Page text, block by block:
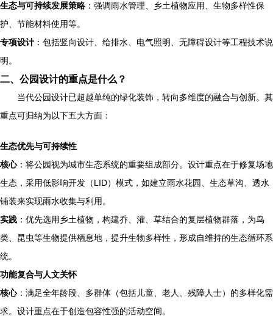
生态与可持续发展策略 ：强调雨水管理、乡土植物应用、生物多样性保
护、节能材料使用等。
专项设计 ：包括竖向设计、给排水、电气照明、无障碍设计等工程技术说
明。
二、公园设计的重点是什么？
当代公园设计已超越单纯的绿化装饰，转向多维度的融合与创新。其
重点可归纳为以下五大方面：
生态优先与可持续性
核心：将公园视为城市生态系统的重要组成部分。设计重点在于修复场地
生态，采用低影响开发（LID）模式，如建立雨水花园、生态草沟、透水
铺装来实现雨水收集与利用。
实践 ：优先选用乡土植物，构建乔、灌、草结合的复层植物群落，为鸟
类、昆虫等生物提供栖息地，提升生物多样性，形成自维持的生态循环系
统。
功能复合与人文关怀
核心：满足全年龄段、多群体（包括儿童、老人、残障人士）的多样化需
求。设计重点在于创造包容性强的活动空间。